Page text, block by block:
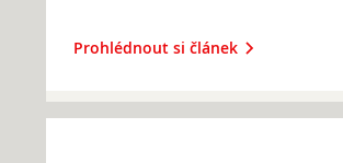
Prohlédnout si článek